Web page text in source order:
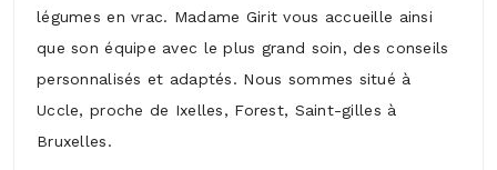
légumes en vrac. Madame Girit vous accueille ainsi
que son équipe avec le plus grand soin, des conseils
personnalisés et adaptés. Nous sommes situé à
Uccle, proche de Ixelles, Forest, Saint-gilles à
Bruxelles.